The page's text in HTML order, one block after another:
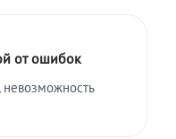
от ошибок